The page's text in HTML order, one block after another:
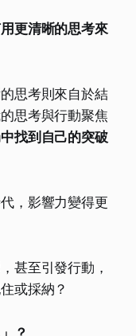
更清晰的思考來
思考則來自於結
思考與行動聚焦
找到自己的突破
，影響力變得更
甚至引發行動，
或採納？